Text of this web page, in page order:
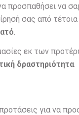
προσπαθήσει να
σας από τέτοια
εκ των
δραστηριότητα.
για να